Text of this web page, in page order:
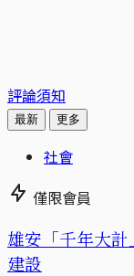
評論須知
最新 更多
社會
僅限會員
雄安「千年大
建設